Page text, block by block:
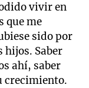
vivir en
que me
sido por
hijos. Saber
ahí, saber
crecimiento.